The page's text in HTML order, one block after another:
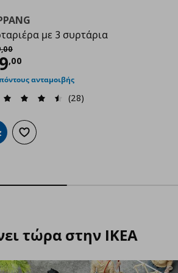
με 3 συρτάρια
,00τιμή
,00 τιμή
ανταμοιβής
(28)
στο καλάθι
Προσθήκη στα αγαπημένα
τώρα στην IKEA